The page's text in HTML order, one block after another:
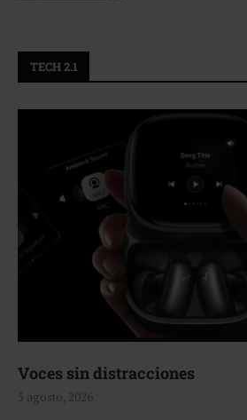
TECH 2.1
Voces sin distracciones
5 agosto, 2026